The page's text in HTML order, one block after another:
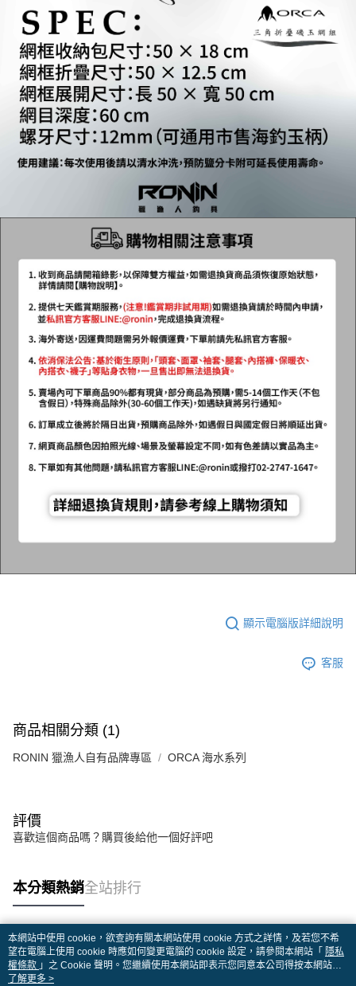
顯示電腦版詳細說明
客服
商品相關分類 (1)
RONIN 獵漁人自有品牌專區 ORCA 海水系列
評價
喜歡這個商品嗎？購買後給他一個好評吧
本分類熱銷全站排行
熱門標籤
本網站中使用 cookie，欲查詢有關本網站使用 cookie 方式之詳情，及若您不希
望在電腦上使用 cookie 時應如何變更電腦的 cookie 設定，請參閱本網站「 隱私
權條款 」之 Cookie 聲明。您繼續使用本網站即表示您同意本公司得按本網站使
用條款之 Cookie 聲明使用 cookie。
了解更多 >